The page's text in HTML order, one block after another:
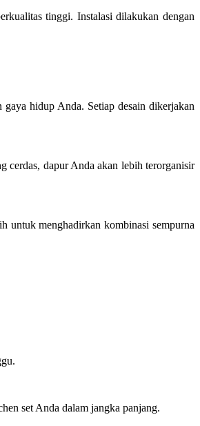
tinggi. Instalasi dilakukan dengan
gaya hidup Anda. Setiap desain dikerjakan
cerdas, dapur Anda akan lebih terorganisir
untuk menghadirkan kombinasi sempurna
set Anda dalam jangka panjang.